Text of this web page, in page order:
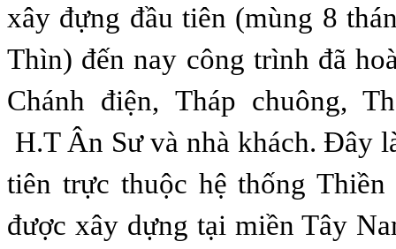
xây đựng đầu tiên (mùng 8
Thìn) đến nay công trình đã
Chánh điện, Tháp chuông,
H.T Ân Sư và nhà khách. Đây
tiên trực thuộc hệ thống
được xây dựng tại miền Tây